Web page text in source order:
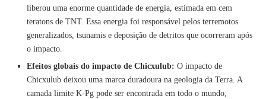
liberou uma enorme quantidade de energia, estimada em cem
teratons de TNT. Essa energia foi responsável pelos terremotos
generalizados, tsunamis e deposição de detritos que ocorreram após
o impacto.
Efeitos globais do impacto de Chicxulub: O impacto de
Chicxulub deixou uma marca duradoura na geologia da Terra. A
camada limite K-Pg pode ser encontrada em todo o mundo,